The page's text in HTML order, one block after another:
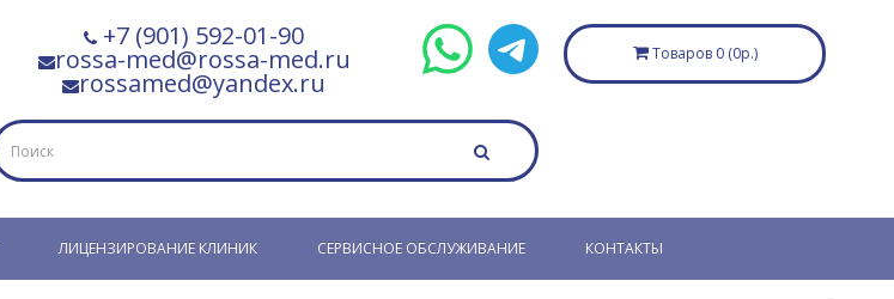
+7 (901) 592-01-90
rossa-med@rossa-med.ru
rossamed@yandex.ru
Товаров 0 (0р.)
ЛИЦЕНЗИРОВАНИЕ КЛИНИК СЕРВИСНОЕ ОБСЛУЖИВАНИЕ КОНТАКТЫ